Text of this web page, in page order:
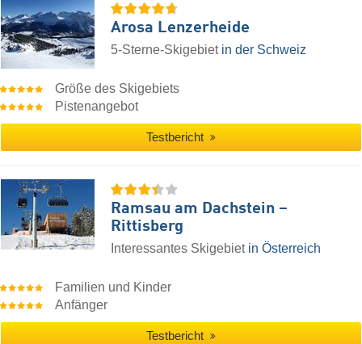
Arosa Lenzerheide
5-Sterne-Skigebiet in der Schweiz
Größe des Skigebiets
Pistenangebot
Testbericht
Ramsau am Dachstein –
Rittisberg
Interessantes Skigebiet in Österreich
Familien und Kinder
Anfänger
Testbericht